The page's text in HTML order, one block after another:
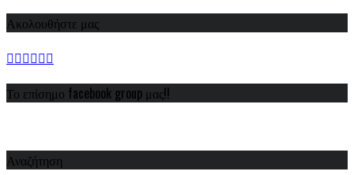
Ακολουθήστε μας
Το επίσημο facebook group μας!!
Αναζήτηση